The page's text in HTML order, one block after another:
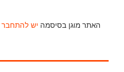
האתר מוגן בסיסמה יש להתחבר